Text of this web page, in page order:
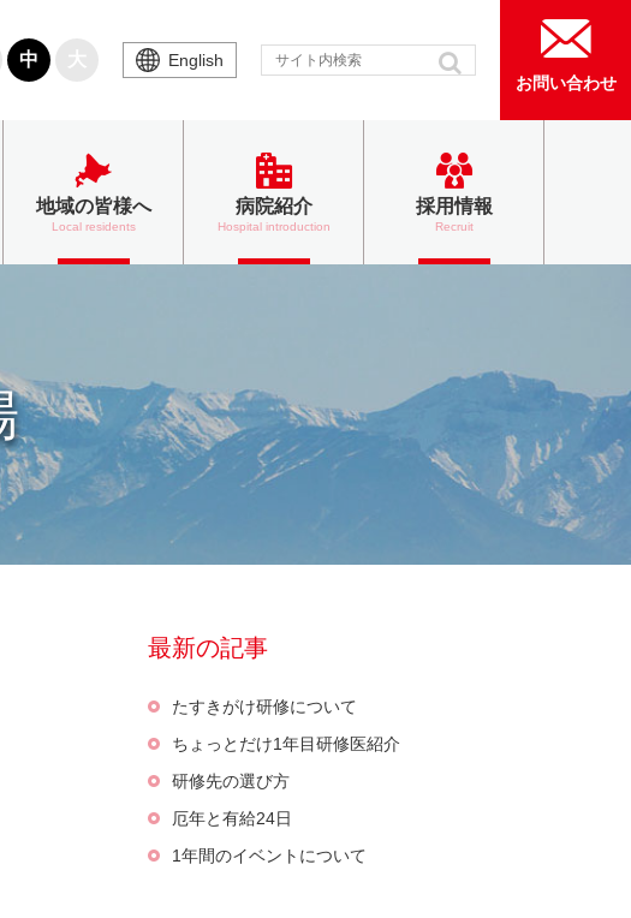
中
English
お問い合わせ
地域の皆様へ
Local residents
病院紹介
Hospital introduction
採用情報
Recruit
最新の記事
たすきがけ研修について
ちょっとだけ1年目研修医紹介
研修先の選び方
厄年と有給24日
1年間のイベントについて